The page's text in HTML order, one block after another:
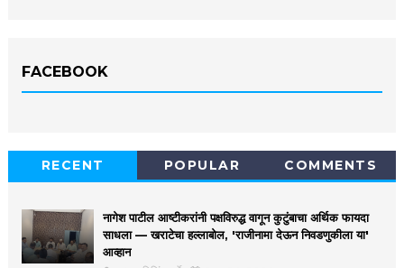
FACEBOOK
RECENT POPULAR COMMENTS
नागेश पाटील आष्टीकरांनी पक्षविरुद्ध वागून कुटुंबाचा अर्थिक फायदा
साधला — खराटेचा हल्लाबोल, 'राजीनामा देऊन निवडणुकीला या'
आव्हान